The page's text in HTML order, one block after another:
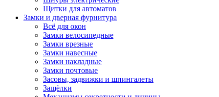
Щитки для автоматов
Замки и дверная фурнитура
Всё для окон
Замки велосипедные
Замки врезные
Замки навесные
Замки накладные
Замки почтовые
Засовы, задвижки и шпингалеты
Защёлки